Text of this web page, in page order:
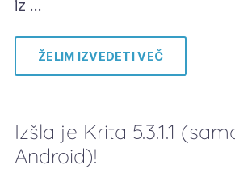
iz …
ŽELIM IZVEDETI VEČ
Izšla je Krita 5.3.1.1
Android)!